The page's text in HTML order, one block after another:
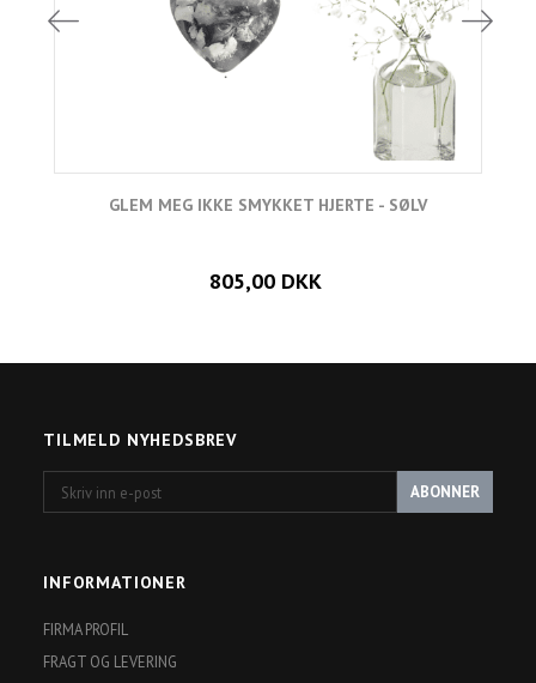
GLEM MEG IKKE SMYKKET HJERTE - SØLV
805,00 DKK
TILMELD NYHEDSBREV
ABONNER
INFORMATIONER
FIRMA PROFIL
FRAGT OG LEVERING